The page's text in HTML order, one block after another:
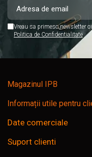
Vreau sa primesc newsletter
Politica de Confidentialitate
Magazinul IPB
Informații utile pentru
Date comerciale
Suport clienti